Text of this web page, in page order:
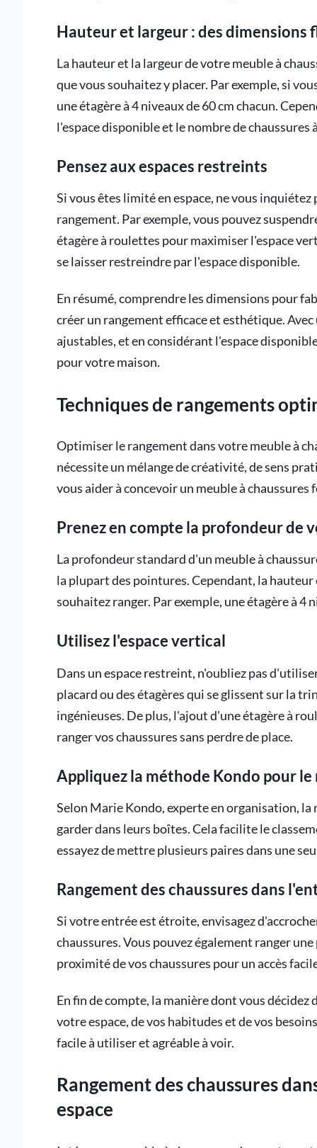
Hauteur et largeur : des dimensions
La hauteur et la largeur de votre meuble à
que vous souhaitez y placer. Par exemple, si
une étagère à 4 niveaux de 60 cm chacun.
l'espace disponible et le nombre de chaussures
Pensez aux espaces restreints
Si vous êtes limité en espace, ne vous
rangement. Par exemple, vous pouvez
étagère à roulettes pour maximiser l'espace
se laisser restreindre par l'espace disponible.
En résumé, comprendre les dimensions pour
créer un rangement efficace et esthétique.
ajustables, et en considérant l'espace
pour votre maison.
Techniques de rangements
Optimiser le rangement dans votre meuble à
nécessite un mélange de créativité, de sens
vous aider à concevoir un meuble à chaussures
Prenez en compte la profondeur de
La profondeur standard d'un meuble à
la plupart des pointures. Cependant, la
souhaitez ranger. Par exemple, une étagère à
Utilisez l'espace vertical
Dans un espace restreint, n'oubliez pas
placard ou des étagères qui se glissent sur la
ingénieuses. De plus, l'ajout d'une étagère à
ranger vos chaussures sans perdre de place.
Appliquez la méthode Kondo pour
Selon Marie Kondo, experte en organisation, la
garder dans leurs boîtes. Cela facilite le
essayez de mettre plusieurs paires dans une
Rangement des chaussures dans
Si votre entrée est étroite, envisagez
chaussures. Vous pouvez également ranger
proximité de vos chaussures pour un accès
En fin de compte, la manière dont vous décidez
votre espace, de vos habitudes et de vos
facile à utiliser et agréable à voir.
Rangement des chaussures
espace